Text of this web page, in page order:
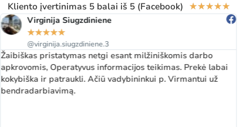
Kliento įvertinimas 5 balai iš 5 (Facebook) ★★★★★
Virginija Siugzdiniene
★★★★★
@virginija.siugzdiniene.3
Žaibiškas pristatymas netgi esant milžiniškomis darbo
apkrovomis, Operatyvus informacijos teikimas. Prekė labai
kokybiška ir patraukli. Ačiū vadybininkui p. Virmantui už
bendradarbiavimą.